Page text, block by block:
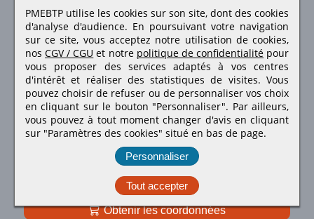
Obtenir les coordonnées
Retrouvez-nous sur les réseaux sociaux
PMEBTP - Tous droits réservés © 1999 - 2026
PMEBTP utilise les cookies sur son site, dont des cookies
d'analyse d'audience. En poursuivant votre navigation
sur ce site, vous acceptez notre utilisation de cookies,
nos CGV / CGU et notre politique de confidentialité pour
vous proposer des services adaptés à vos centres
d'intérêt et réaliser des statistiques de visites.Vous
pouvez choisir de refuser ou de personnaliser vos choix
en cliquant sur le bouton "Personnaliser". Par ailleurs,
vous pouvez à tout moment changer d'avis en cliquant
sur "Paramètres des cookies" situé en bas de page.
Personnaliser
Tout accepter